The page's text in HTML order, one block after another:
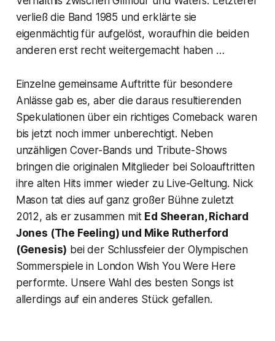
verließ die Band 1985 und erklärte sie
eigenmächtig für aufgelöst, woraufhin die beiden
anderen erst recht weitergemacht haben …
Einzelne gemeinsame Auftritte für besondere
Anlässe gab es, aber die daraus resultierenden
Spekulationen über ein richtiges Comeback waren
bis jetzt noch immer unberechtigt. Neben
unzähligen Cover-Bands und Tribute-Shows
bringen die originalen Mitglieder bei Soloauftritten
ihre alten Hits immer wieder zu Live-Geltung. Nick
Mason tat dies auf ganz großer Bühne zuletzt
2012, als er zusammen mit Ed Sheeran, Richard
Jones (The Feeling) und Mike Rutherford
(Genesis) bei der Schlussfeier der Olympischen
Sommerspiele in London Wish You Were Here
performte. Unsere Wahl des besten Songs ist
allerdings auf ein anderes Stück gefallen.